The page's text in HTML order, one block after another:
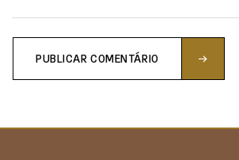
PUBLICAR COMENTÁRIO